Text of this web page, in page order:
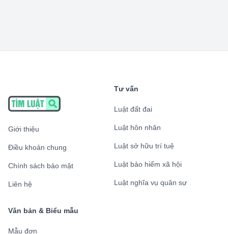
Giới thiệu
Điều khoản chung
Chính sách bảo mật
Liên hệ
Tư vấn
Luật đất đai
Luật hôn nhân
Luật sở hữu trí tuệ
Luật bảo hiểm xã hội
Luật nghĩa vụ quân sự
Văn bản & Biểu mẫu
Mẫu đơn